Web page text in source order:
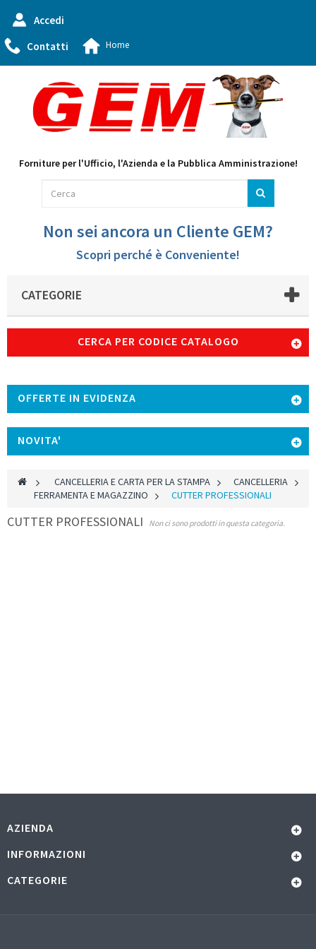
Accedi
Contatti
Home
Forniture per l'Ufficio, l'Azienda e la Pubblica Amministrazione!
Non sei ancora un Cliente GEM?
Scopri perché è Conveniente!
CATEGORIE
CERCA PER CODICE CATALOGO
OFFERTE IN EVIDENZA
NOVITA'
> CANCELLERIA E CARTA PER LA STAMPA >
CANCELLERIA
FERRAMENTA E MAGAZZINO > CUTTER PROFESSIONALI
CUTTER PROFESSIONALI Non ci sono prodotti in questa categoria.
AZIENDA
INFORMAZIONI
CATEGORIE